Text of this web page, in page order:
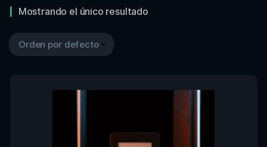
Mostrando el único resultado